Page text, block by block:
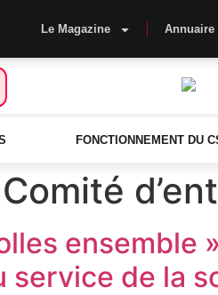
Le Magazine Annuaire
FONCTIONNEMENT DU
Comité
ensemble
service de la